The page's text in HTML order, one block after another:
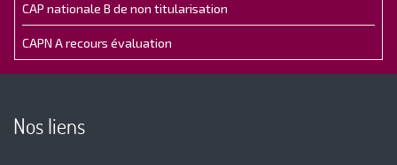
CAP nationale B de non titularisation
CAPN A recours évaluation
Nos liens